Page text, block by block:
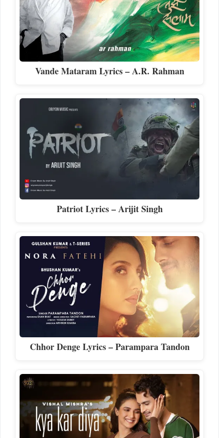
Vande Mataram Lyrics – A.R. Rahman
Patriot Lyrics – Arijit Singh
Chhor Denge Lyrics – Parampara Tandon